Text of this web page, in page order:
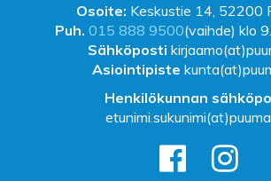
Osoite: Keskustie 14, 52200
Puh. 015 888 9500(vaihde) klo
Sähköposti
Asiointipiste
Henkilökunnan